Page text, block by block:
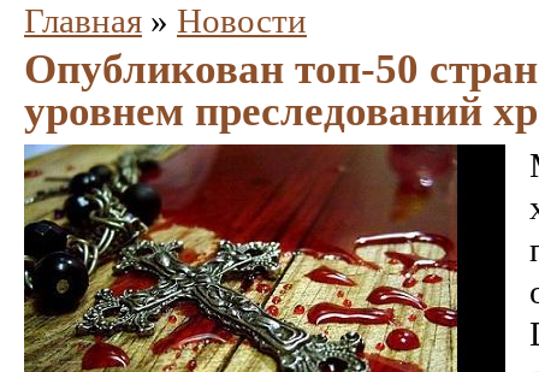
Главная » Новости
Опубликован топ-50
уровнем преследований